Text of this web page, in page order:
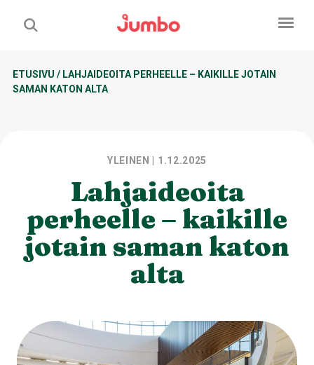
ETUSIVU / LAHJAIDEOITA PERHEELLE – KAIKILLE JOTAIN
SAMAN KATON ALTA
YLEINEN | 1.12.2025
Lahjaideoita
perheelle – kaikille
jotain saman katon
alta